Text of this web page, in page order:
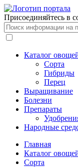
Присоединяйтесь в
Каталог
Сорта
Гибриды
Перец
Выращивание
Болезни
Препараты
Народные
Главная
Каталог
Сорта